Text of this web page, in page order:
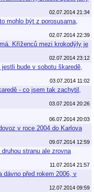
02.07.2014 21:34
mohlo být z porosusama,
02.07.2014 22:39
Kříženců mezi krokodýly je
02.07.2014 23:12
bude v sobotu škaredě,
03.07.2014 11:02
- co jsem tak zachytil,
03.07.2014 20:26
06.07.2014 20:03
v roce 2004 do Karlova
09.07.2014 12:59
stranu ale zrovna
11.07.2014 21:57
dávno před rokem 2006, v
12.07.2014 09:59